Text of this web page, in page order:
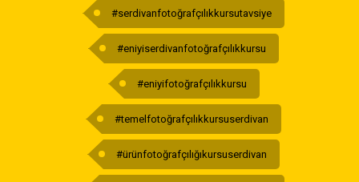
#serdivanfotoğrafçılıkkursutavsiye
#eniyiserdivanfotoğrafçılıkkursu
#eniyifotoğrafçılıkkursu
#temelfotoğrafçılıkkursuserdivan
#ürünfotoğrafçılığıkursuserdivan